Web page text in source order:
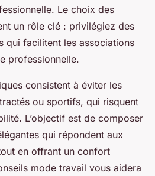
Le choix des
un rôle clé : privilégiez des
qui facilitent les associations
professionnelle.
consistent à éviter les
ou sportifs, qui risquent
L’objectif est de composer
qui répondent aux
en offrant un confort
mode travail vous aidera